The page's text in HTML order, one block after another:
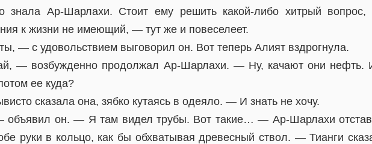
знала Ар-Шарлахи. Стоит ему решить какой-либо хитрый вопрос,
к жизни не имеющий, — тут же и повеселеет.
— с удовольствием выговорил он. Вот теперь Алият вздрогнула.
— возбужденно продолжал Ар-Шарлахи. — Ну, качают они нефть.
ее куда?
сказала она, зябко кутаясь в одеяло. — И знать не хочу.
он. — Я там видел трубы. Вот такие… — Ар-Шарлахи
руки в кольцо, как бы обхватывая древесный ствол. — Тианги